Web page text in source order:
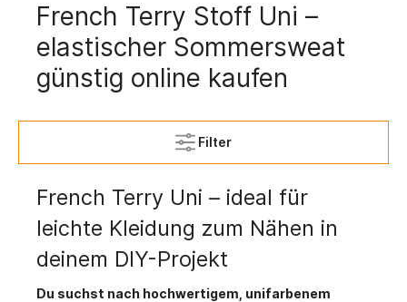
French Terry Stoff Uni –
elastischer Sommersweat
günstig online kaufen
Filter
French Terry Uni – ideal für
leichte Kleidung zum Nähen in
deinem DIY-Projekt
Du suchst nach hochwertigem, unifarbenem